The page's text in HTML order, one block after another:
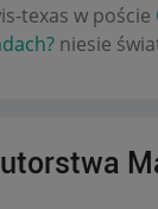
texas w poście
niesie